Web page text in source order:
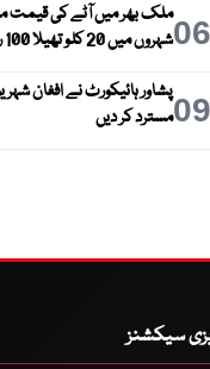
06ملک بھر میں آٹے کی قیمت
شہروں میں 20 کلو تھیلا 100 روپے تک مہنگا
09پشاور ہائیکورٹ نے افغان
مسترد کر دیں
سیکشنز